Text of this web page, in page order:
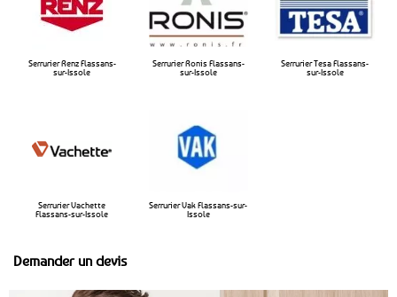
Serrurier Renz Flassans-
sur-Issole
Serrurier Ronis Flassans-
sur-Issole
Serrurier Tesa Flassans-
sur-Issole
Serrurier Vachette
Flassans-sur-Issole
Serrurier Vak Flassans-sur-
Issole
Demander un devis